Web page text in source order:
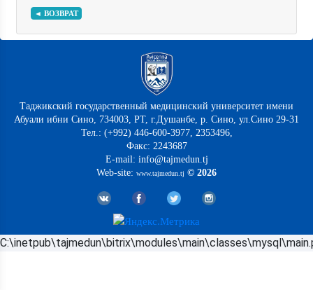
◄ ВОЗВРАТ
Таджикский государственный медицинский университет имени
Абуали ибни Сино, 734003, РТ, г.Душанбе, р. Сино, ул.Сино 29-31
Тел.: (+992) 446-600-3977, 2353496,
Факс: 2243687
E-mail: info@tajmedun.tj
Web-site: www.tajmedun.tj © 2026